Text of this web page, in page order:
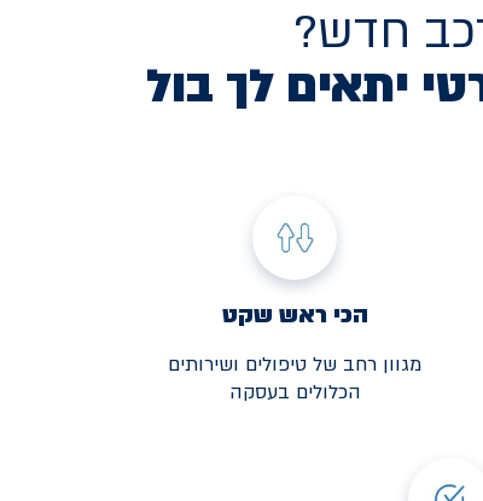
חדש?
יתאים לך בול
הכי ראש שקט
מגוון רחב של טיפולים ושירותים
הכלולים בעסקה